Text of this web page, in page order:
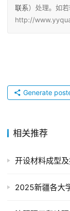
联系）处理。如若
http://
Generate
相关推荐
开设材料成型
2025新疆各大